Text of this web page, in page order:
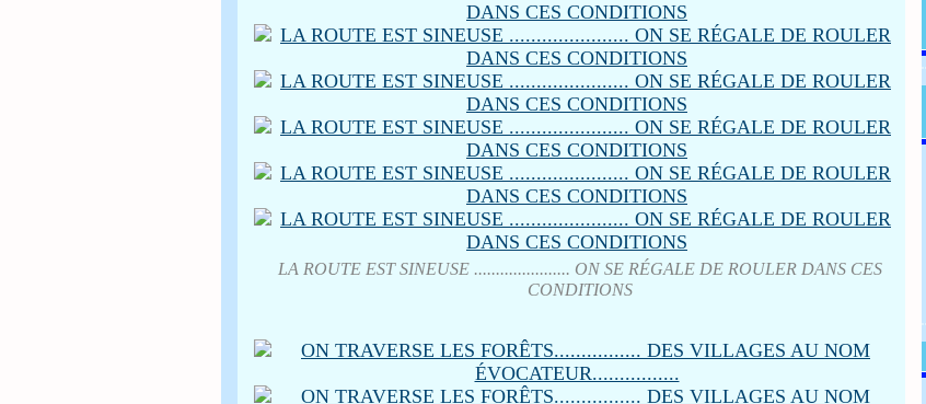
LA ROUTE EST SINEUSE ...................... ON SE RÉGALE DE ROULER DANS CES
CONDITIONS